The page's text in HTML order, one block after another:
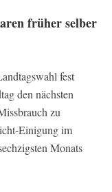
früher selber
fest
den nächsten
zu
Einigung im
Monats